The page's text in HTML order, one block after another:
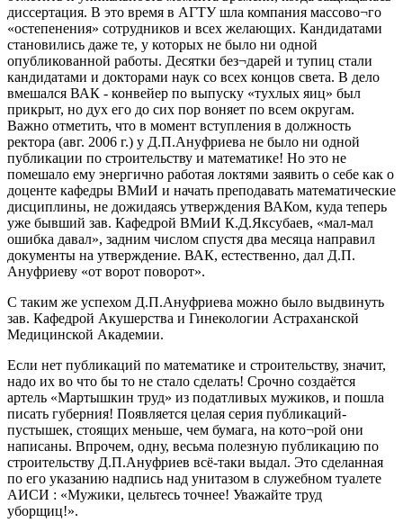
диссертация. В это время в АГТУ шла компания массово¬го
«остепенения» сотрудников и всех желающих. Кандидатами
становились даже те, у которых не было ни одной
опубликованной работы. Десятки без¬дарей и тупиц стали
кандидатами и докторами наук со всех концов света. В дело
вмешался ВАК - конвейер по выпуску «тухлых яиц» был
прикрыт, но дух его до сих пор воняет по всем округам.
Важно отметить, что в момент вступления в должность
ректора (авг. 2006 г.) у Д.П.Ануфриева не было ни одной
публикации по строительству и математике! Но это не
помешало ему энергично работая локтями заявить о себе как о
доценте кафедры ВМиИ и начать преподавать математические
дисциплины, не дожидаясь утверждения ВАКом, куда теперь
уже бывший зав. Кафедрой ВМиИ К.Д.Яксубаев, «мал-мал
ошибка давал», задним числом спустя два месяца направил
документы на утверждение. ВАК, естественно, дал Д.П.
Ануфриеву «от ворот поворот».
С таким же успехом Д.П.Ануфриева можно было выдвинуть
зав. Кафедрой Акушерства и Гинекологии Астраханской
Медицинской Академии.
Если нет публикаций по математике и строительству, значит,
надо их во что бы то не стало сделать! Срочно создаётся
артель «Мартышкин труд» из податливых мужиков, и пошла
писать губерния! Появляется целая серия публикаций-
пустышек, стоящих меньше, чем бумага, на кото¬рой они
написаны. Впрочем, одну, весьма полезную публикацию по
строительству Д.П.Ануфриев всё-таки выдал. Это сделанная
по его указанию надпись над унитазом в служебном туалете
АИСИ : «Мужики, цельтесь точнее! Уважайте труд
уборщиц!».